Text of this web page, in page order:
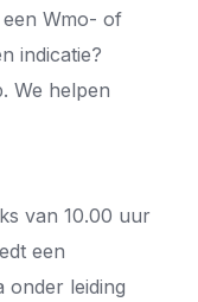
een Wmo- of
indicatie?
We helpen
van 10.00 uur
een
onder leiding